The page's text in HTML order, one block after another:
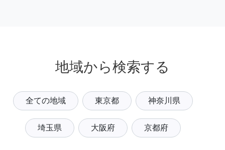
地域から検索する
全ての地域 東京都 神奈川県
埼玉県 大阪府 京都府